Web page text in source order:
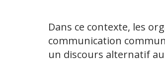
Dans ce contexte, les
communication
un discours alternatif